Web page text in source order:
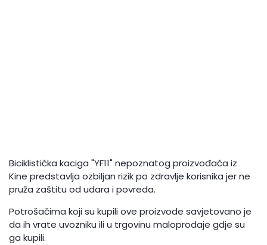
Biciklistička kaciga "YF11" nepoznatog proizvođača iz
Kine predstavlja ozbiljan rizik po zdravlje korisnika jer ne
pruža zaštitu od udara i povreda.
Potrošačima koji su kupili ove proizvode savjetovano je
da ih vrate uvozniku ili u trgovinu maloprodaje gdje su
ga kupili.